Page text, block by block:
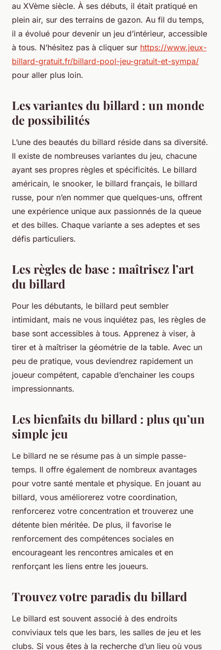
au XVème siècle. À ses débuts, il était pratiqué en
plein air, sur des terrains de gazon. Au fil du temps,
il a évolué pour devenir un jeu d’intérieur, accessible
à tous. N’hésitez pas à cliquer sur https://www.jeux-
billard-gratuit.fr/billard-pool-jeu-gratuit-et-sympa/
pour aller plus loin.
Les variantes du billard : un monde
de possibilités
L’une des beautés du billard réside dans sa diversité.
Il existe de nombreuses variantes du jeu, chacune
ayant ses propres règles et spécificités. Le billard
américain, le snooker, le billard français, le billard
russe, pour n’en nommer que quelques-uns, offrent
une expérience unique aux passionnés de la queue
et des billes. Chaque variante a ses adeptes et ses
défis particuliers.
Les règles de base : maîtrisez l’art
du billard
Pour les débutants, le billard peut sembler
intimidant, mais ne vous inquiétez pas, les règles de
base sont accessibles à tous. Apprenez à viser, à
tirer et à maîtriser la géométrie de la table. Avec un
peu de pratique, vous deviendrez rapidement un
joueur compétent, capable d’enchainer les coups
impressionnants.
Les bienfaits du billard : plus qu’un
simple jeu
Le billard ne se résume pas à un simple passe-
temps. Il offre également de nombreux avantages
pour votre santé mentale et physique. En jouant au
billard, vous améliorerez votre coordination,
renforcerez votre concentration et trouverez une
détente bien méritée. De plus, il favorise le
renforcement des compétences sociales en
encourageant les rencontres amicales et en
renforçant les liens entre les joueurs.
Trouvez votre paradis du billard
Le billard est souvent associé à des endroits
conviviaux tels que les bars, les salles de jeu et les
clubs. Si vous êtes à la recherche d’un lieu où vous